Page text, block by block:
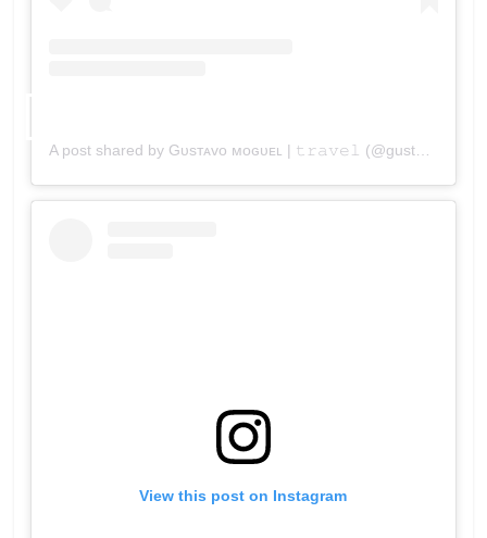
A post shared by Gᴜsᴛᴀᴠᴏ ᴍᴏɢᴜᴇʟ | 𝚝𝚛𝚊𝚟𝚎𝚕 (@gustavomoguel)
View this post on Instagram